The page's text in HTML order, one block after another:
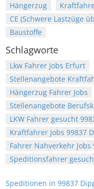
Hängerzug
CE (Schwere Lastzüge
Baustoffe
Schlagworte
Lkw Fahrer Jobs Erfurt
Stellenangebote
Hängerzug Fahrer Jobs
Stellenangebote
LKW Fahrer gesucht
Kraftfahrer Jobs 99837
Fahrer Nahverkehr Jobs
Speditionsfahrer
Speditionen in 99837